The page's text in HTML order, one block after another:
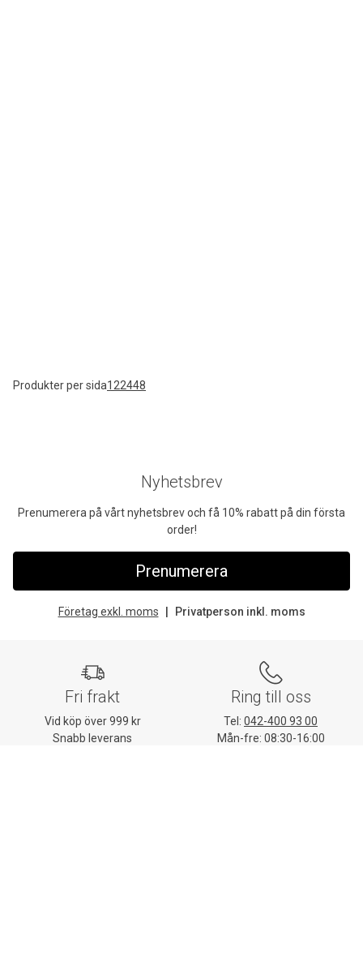
Produkter per sida122448
Nyhetsbrev
Prenumerera på vårt nyhetsbrev och få 10% rabatt på din första
order!
Prenumerera
Företag exkl. moms Privatperson inkl. moms
Fri frakt
Vid köp över 999 kr
Snabb leverans
Ring till oss
Tel: 042-400 93 00
Mån-fre: 08:30-16:00